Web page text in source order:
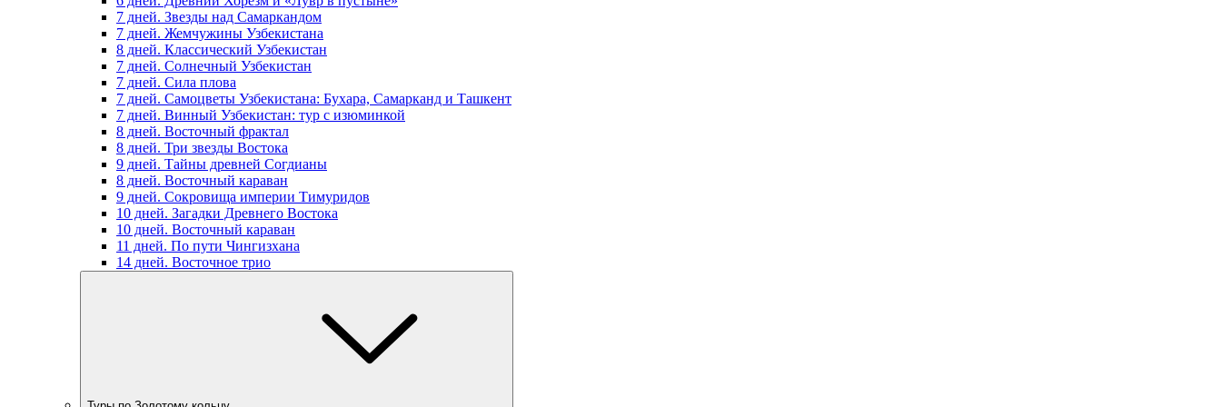
7 дней. Звезды над Самаркандом
7 дней. Жемчужины Узбекистана
8 дней. Классический Узбекистан
7 дней. Солнечный Узбекистан
7 дней. Сила плова
7 дней. Самоцветы Узбекистана: Бухара, Самарканд и Ташкент
7 дней. Винный Узбекистан: тур с изюминкой
8 дней. Восточный фрактал
8 дней. Три звезды Востока
9 дней. Тайны древней Согдианы
8 дней. Восточный караван
9 дней. Сокровища империи Тимуридов
10 дней. Загадки Древнего Востока
10 дней. Восточный караван
11 дней. По пути Чингизхана
14 дней. Восточное трио